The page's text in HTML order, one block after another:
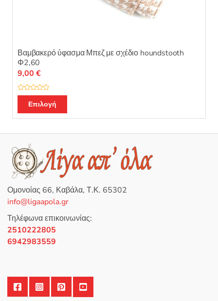
Βαμβακερό ύφασμα Μπεζ με σχέδιο houndstooth
Φ2,60
Β
μ
ο
θ
η
κ
ε
μ
α
π
ό
5
9,00 €
Επιλογή
Ομονοίας 66, Καβάλα, Τ.Κ. 65302
info@ligaapola.gr
Τηλέφωνα επικοινωνίας:
2510222805
6942983559